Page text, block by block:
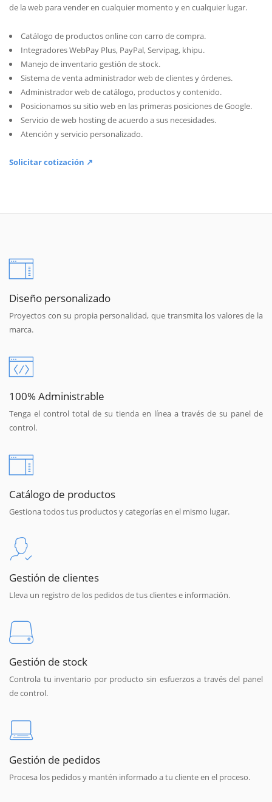
de la web para vender en cualquier momento y en cualquier lugar.
Catálogo de productos online con carro de compra.
Integradores WebPay Plus, PayPal, Servipag, khipu.
Manejo de inventario gestión de stock.
Sistema de venta administrador web de clientes y órdenes.
Administrador web de catálogo, productos y contenido.
Posicionamos su sitio web en las primeras posiciones de Google.
Servicio de web hosting de acuerdo a sus necesidades.
Atención y servicio personalizado.
Solicitar cotización ↗
Diseño personalizado
Proyectos con su propia personalidad, que transmita los valores de la
marca.
100% Administrable
Tenga el control total de su tienda en línea a través de su panel de
control.
Catálogo de productos
Gestiona todos tus productos y categorías en el mismo lugar.
Gestión de clientes
Lleva un registro de los pedidos de tus clientes e información.
Gestión de stock
Controla tu inventario por producto sin esfuerzos a través del panel
de control.
Gestión de pedidos
Procesa los pedidos y mantén informado a tu cliente en el proceso.